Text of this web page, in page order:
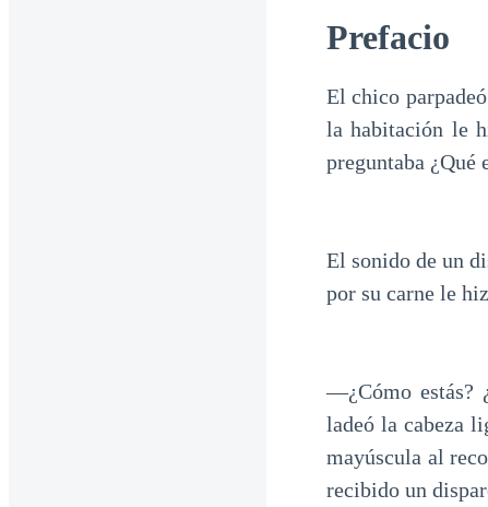
Prefacio
El chico
la habitación le
preguntaba ¿Qué
El sonido de un
por su carne le
—¿Cómo estás?
ladeó la cabeza
mayúscula al
recibido un